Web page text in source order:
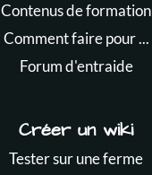
Contenus de formation
Comment faire pour ...
Forum d'entraide
Créer un wiki
Tester sur une ferme